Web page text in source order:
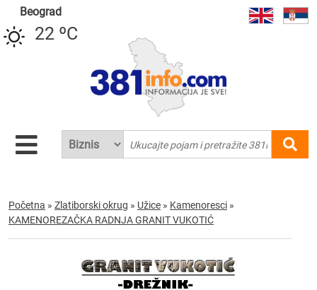
Beograd
22 ºC
Početna » Zlatiborski okrug » Užice » Kamenoresci »
KAMENOREZAČKA RADNJA GRANIT VUKOTIĆ